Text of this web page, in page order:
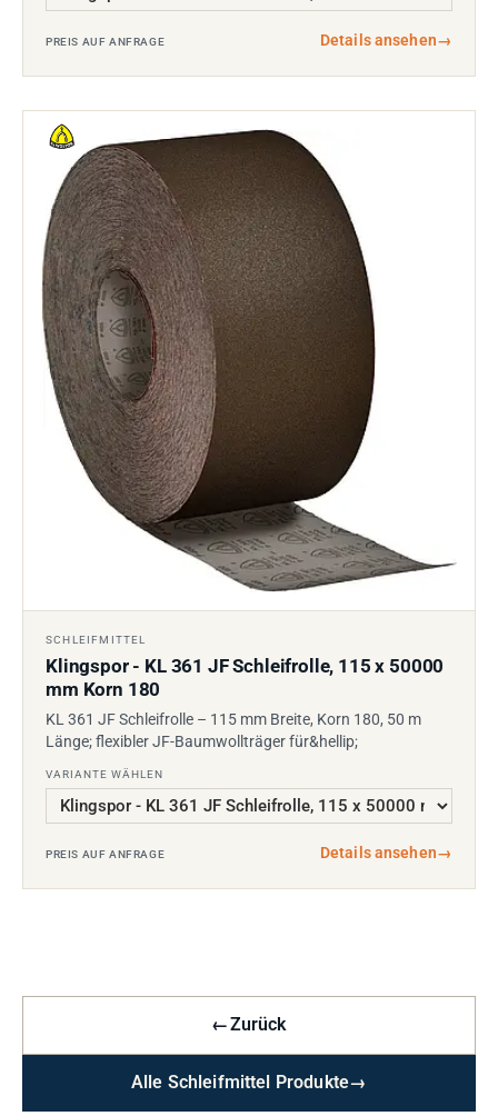
PREIS AUF ANFRAGE Details ansehen→
SCHLEIFMITTEL
Klingspor - KL 361 JF Schleifrolle, 115 x 50000
mm Korn 180
KL 361 JF Schleifrolle – 115 mm Breite, Korn 180, 50 m
Länge; flexibler JF-Baumwollträger für&hellip;
VARIANTE WÄHLEN
PREIS AUF ANFRAGE Details ansehen→
←Zurück
Alle Schleifmittel Produkte→